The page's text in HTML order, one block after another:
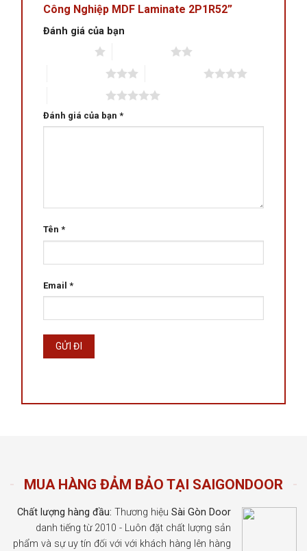
Công Nghiệp MDF Laminate 2P1R52”
Đánh giá của bạn
Đánh giá của bạn *
Tên *
Email *
MUA HÀNG ĐẢM BẢO TẠI SAIGONDOOR
Chất lượng hàng đầu: Thương hiệu Sài Gòn Door
danh tiếng từ 2010 - Luôn đặt chất lượng sản
phẩm và sự uy tín đối với với khách hàng lên hàng